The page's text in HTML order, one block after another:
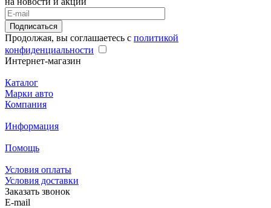
Подписаться
Продолжая, вы соглашаетесь с политикой
конфиденциальности
Интернет-магазин
Каталог
Марки авто
Компания
Информация
Помощь
Условия оплаты
Условия доставки
Заказать звонок
E-mail